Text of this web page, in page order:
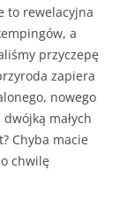
to rewelacyjna
a
przyczepę
zapiera
nowego
małych
Chyba macie
chwilę